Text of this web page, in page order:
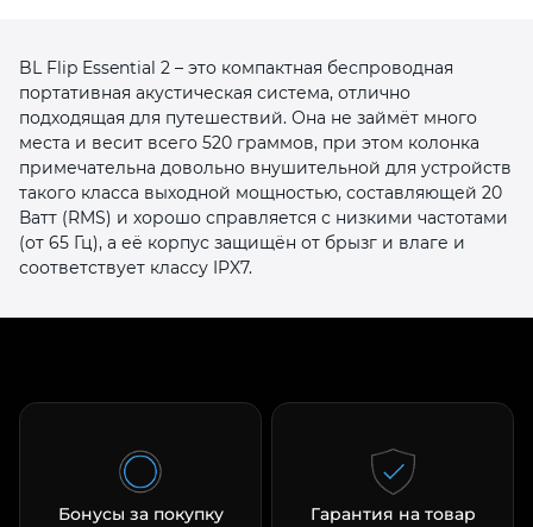
BL Flip Essential 2 – это компактная беспроводная
портативная акустическая система, отлично
подходящая для путешествий. Она не займёт много
места и весит всего 520 граммов, при этом колонка
примечательна довольно внушительной для устройств
такого класса выходной мощностью, составляющей 20
Ватт (RMS) и хорошо справляется с низкими частотами
(от 65 Гц), а её корпус защищён от брызг и влаге и
соответствует классу IPX7.
Бонусы за покупку Гарантия на товар
раз в 2 недели